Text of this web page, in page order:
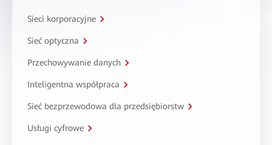
Sieci korporacyjne
Sieć optyczna
Przechowywanie danych
Inteligentna współpraca
Sieć bezprzewodowa dla przedsiębiorstw
Usługi cyfrowe